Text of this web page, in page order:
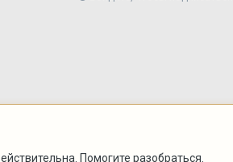
Помогите разобраться.